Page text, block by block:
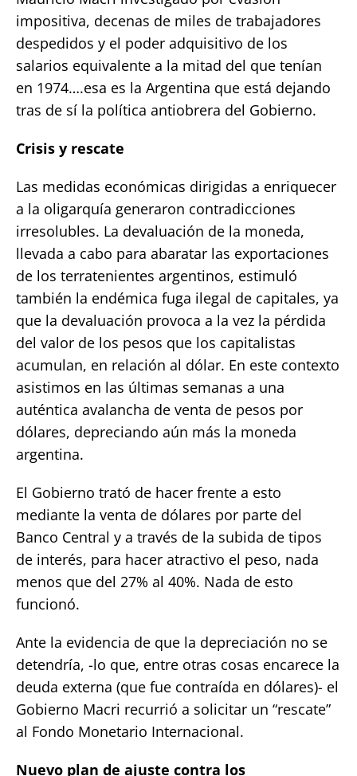
impositiva, decenas de miles de trabajadores
despedidos y el poder adquisitivo de los
salarios equivalente a la mitad del que tenían
en 1974….esa es la Argentina que está dejando
tras de sí la política antiobrera del Gobierno.
Crisis y rescate
Las medidas económicas dirigidas a enriquecer
a la oligarquía generaron contradicciones
irresolubles. La devaluación de la moneda,
llevada a cabo para abaratar las exportaciones
de los terratenientes argentinos, estimuló
también la endémica fuga ilegal de capitales, ya
que la devaluación provoca a la vez la pérdida
del valor de los pesos que los capitalistas
acumulan, en relación al dólar. En este contexto
asistimos en las últimas semanas a una
auténtica avalancha de venta de pesos por
dólares, depreciando aún más la moneda
argentina.
El Gobierno trató de hacer frente a esto
mediante la venta de dólares por parte del
Banco Central y a través de la subida de tipos
de interés, para hacer atractivo el peso, nada
menos que del 27% al 40%. Nada de esto
funcionó.
Ante la evidencia de que la depreciación no se
detendría, -lo que, entre otras cosas encarece la
deuda externa (que fue contraída en dólares)- el
Gobierno Macri recurrió a solicitar un “rescate”
al Fondo Monetario Internacional.
Nuevo plan de ajuste contra los